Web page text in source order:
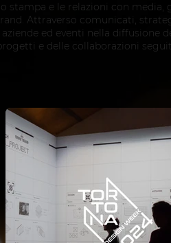
stampa e le relazioni con
Attraverso comunicati,
ed eventi nella diffusione
e delle collaborazioni